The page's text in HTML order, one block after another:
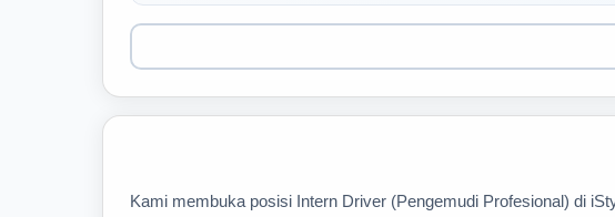
Kami membuka posisi Intern Driver (Pengemudi Profesional) di